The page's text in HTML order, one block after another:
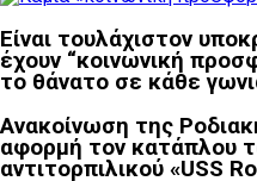
Είναι τουλάχιστον
έχουν “κοινωνική
το θάνατο σε κάθε
Ανακοίνωση της
αφορμή τον κατάπλου
αντιτορπιλικού «USS